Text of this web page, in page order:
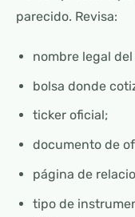
parecido. Revisa:
nombre legal
bolsa donde
ticker oficial;
documento de
página de
tipo de